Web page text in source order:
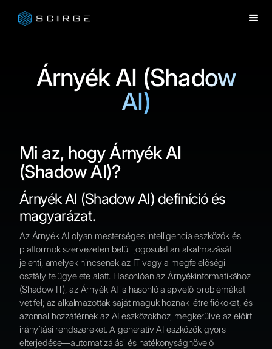
Árnyék AI (Shadow
AI)
Mi az, hogy Árnyék AI
(Shadow AI)?
Árnyék AI (Shadow AI) definíció és
magyarázat.
Az Árnyék AI olyan mesterséges intelligencia eszközök és
platformok szervezeten belüli jogosulatlan alkalmazását
jelenti, amelyek nincsenek az IT vagy a megfelelőségi
osztály felügyelete alatt. Hasonlóan az Árnyékinformatikához
(Shadow IT), az Árnyék AI is hasonló alapvető problémákat
vet fel; az alkalmazottak saját maguk hoznak létre fiókokat, és
azonnal hozzáférnek az AI eszközökhöz, megkerülve az előírt
irányítási rendszereket. A generatív AI eszközök gyors
elterjedése—automatizálási és hatékonyságnövelő